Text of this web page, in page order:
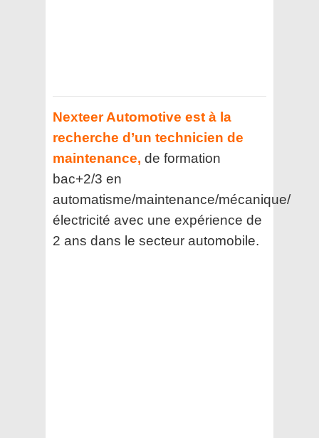
Nexteer Automotive est à la
recherche d’un technicien de
maintenance, de formation
bac+2/3 en
automatisme/maintenance/mécanique/
électricité avec une expérience de
2 ans dans le secteur automobile.